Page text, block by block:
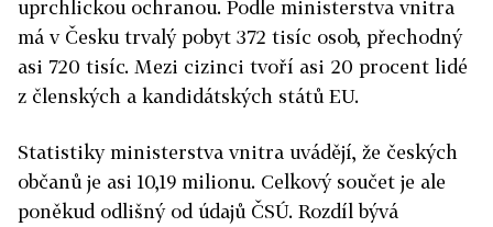
uprchlickou ochranou. Podle ministerstva vnitra
má v Česku trvalý pobyt 372 tisíc osob, přechodný
asi 720 tisíc. Mezi cizinci tvoří asi 20 procent lidé
z členských a kandidátských států EU.
Statistiky ministerstva vnitra uvádějí, že českých
občanů je asi 10,19 milionu. Celkový součet je ale
poněkud odlišný od údajů ČSÚ. Rozdíl bývá